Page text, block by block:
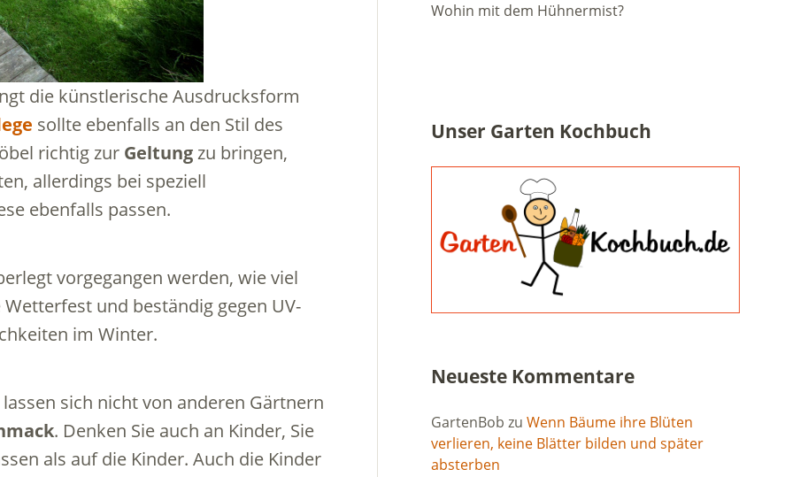
die künstlerische Ausdrucksform
sollte ebenfalls an den Stil des
richtig zur Geltungzu bringen,
allerdings bei speziell
ebenfalls passen.
vorgegangen werden, wie viel
und beständig gegen UV-
im Winter.
sich nicht von anderen Gärtnern
. Denken Sie auch an Kinder, Sie
als auf die Kinder. Auch die Kinder
Wohin mit dem Hühnermist?
Unser Garten Kochbuch
Neueste Kommentare
GartenBob zu Wenn Bäume ihre Blüten
verlieren, keine Blätter bilden und später
absterben